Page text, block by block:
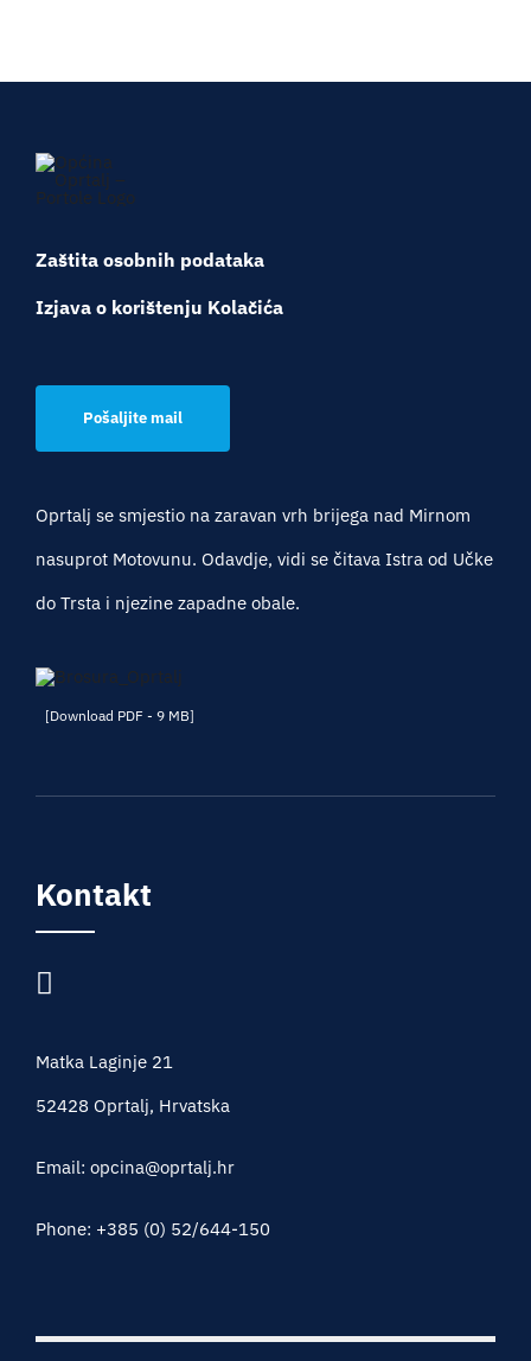
Zaštita osobnih podataka
Izjava o korištenju Kolačića
Pošaljite mail
Oprtalj se smjestio na zaravan vrh brijega nad Mirnom
nasuprot Motovunu. Odavdje, vidi se čitava Istra od Učke
do Trsta i njezine zapadne obale.
[Download PDF - 9 MB]
Kontakt
Matka Laginje 21
52428 Oprtalj, Hrvatska
Email: opcina@oprtalj.hr
Phone: +385 (0) 52/644-150